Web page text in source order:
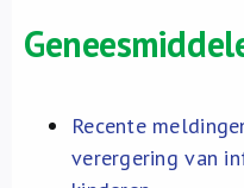
Recente
verergering van